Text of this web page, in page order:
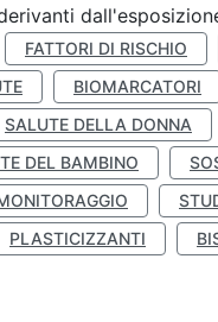
FATTORI DI RISCHIO
BIOMARCATORI
SALUTE DELLA DONNA
DEL BAMBINO
PLASTICIZZANTI